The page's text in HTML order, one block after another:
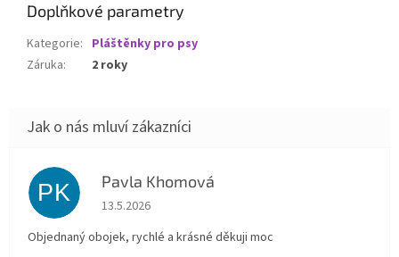
Doplňkové parametry
Kategorie: Pláštěnky pro psy
Záruka: 2 roky
PK Pavla Khomová
Hodnocení obchodu je 5 z 5 hvězdiček.
13.5.2026
Objednaný obojek, rychlé a krásné děkuji moc